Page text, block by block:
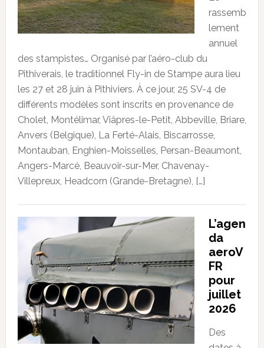
rassemb
lement
annuel
des stampistes… Organisé par l’aéro-club du
Pithiverais, le traditionnel Fly-in de Stampe aura lieu
les 27 et 28 juin à Pithiviers. À ce jour, 25 SV-4 de
différents modèles sont inscrits en provenance de
Cholet, Montélimar, Viâpres-le-Petit, Abbeville, Briare,
Anvers (Belgique), La Ferté-Alais, Biscarrosse,
Montauban, Enghien-Moisselles, Persan-Beaumont,
Angers-Marcé, Beauvoir-sur-Mer, Chavenay-
Villepreux, Headcorn (Grande-Bretagne), […]
L’agen
da
aeroV
FR
pour
juillet
2026
Des